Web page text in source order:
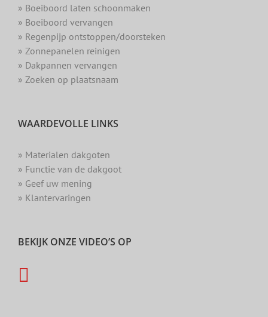
» Boeiboord laten schoonmaken
» Boeiboord vervangen
» Regenpijp ontstoppen/doorsteken
» Zonnepanelen reinigen
» Dakpannen vervangen
» Zoeken op plaatsnaam
WAARDEVOLLE LINKS
» Materialen dakgoten
» Functie van de dakgoot
» Geef uw mening
» Klantervaringen
BEKIJK ONZE VIDEO’S OP